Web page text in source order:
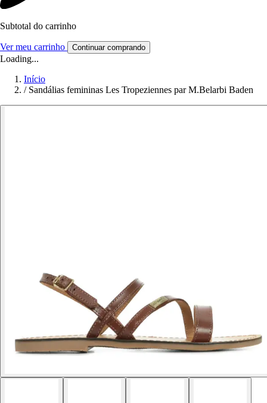
Subtotal do carrinho
Ver meu carrinho Continuar comprando
Loading...
Início
/ Sandálias femininas Les Tropeziennes par M.Belarbi Baden